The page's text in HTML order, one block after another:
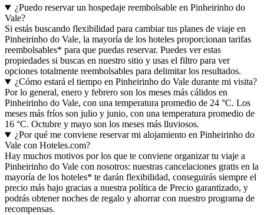
¿Puedo reservar un hospedaje reembolsable en Pinheirinho do
Vale?
Si estás buscando flexibilidad para cambiar tus planes de viaje en
Pinheirinho do Vale, la mayoría de los hoteles proporcionan tarifas
reembolsables* para que puedas reservar. Puedes ver estas
propiedades si buscas en nuestro sitio y usas el filtro para ver
opciones totalmente reembolsables para delimitar los resultados.
¿Cómo estará el tiempo en Pinheirinho do Vale durante mi visita?
Por lo general, enero y febrero son los meses más cálidos en
Pinheirinho do Vale, con una temperatura promedio de 24 °C. Los
meses más fríos son julio y junio, con una temperatura promedio de
16 °C. Octubre y mayo son los meses más lluviosos.
¿Por qué me conviene reservar mi alojamiento en Pinheirinho do
Vale con Hoteles.com?
Hay muchos motivos por los que te conviene organizar tu viaje a
Pinheirinho do Vale con nosotros: nuestras cancelaciones gratis en la
mayoría de los hoteles* te darán flexibilidad, conseguirás siempre el
precio más bajo gracias a nuestra política de Precio garantizado, y
podrás obtener noches de regalo y ahorrar con nuestro programa de
recompensas.